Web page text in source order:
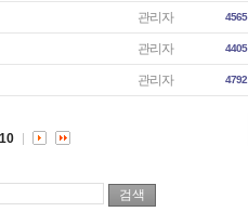
관리자 4565
관리자 4405
관리자 4792
10